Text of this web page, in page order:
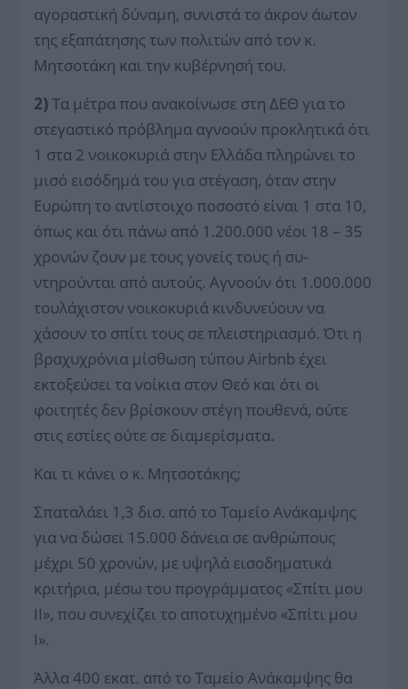
αγοραστική δύναμη, συνιστά το άκρον άωτον
της εξαπάτησης των πολιτών από τον κ.
Μητσοτάκη και την κυβέρνησή του.
2)Τα μέτρα που ανακοίνωσε στη ΔΕΘ για το
στεγαστικό πρόβλημα αγνοούν προκλητικά ότι
1 στα 2 νοικοκυριά στην Ελλάδα πληρώνει το
μισό εισόδημά του για στέγαση, όταν στην
Ευρώπη το αντίστοιχο ποσοστό είναι 1 στα 10,
όπως και ότι πάνω από 1.200.000 νέοι 18 – 35
χρονών ζουν με τους γονείς τους ή συ­
ντηρούνται από αυτούς. Αγνοούν ότι 1.000.000
τουλάχιστον νοικοκυριά κινδυνεύουν να
χάσουν το σπίτι τους σε πλειστηριασμό. Ότι η
βραχυχρόνια μίσθωση τύπου Airbnb έχει
εκτοξεύσει τα νοίκια στον Θεό και ότι οι
φοιτητές δεν βρίσκουν στέγη πουθενά, ούτε
στις εστίες ούτε σε διαμερίσματα.
Και τι κάνει ο κ. Μητσοτάκης;
Σπαταλάει 1,3 δισ. από το Ταμείο Ανάκαμψης
για να δώσει 15.000 δάνεια σε ανθρώπους
μέχρι 50 χρονών, με υψηλά εισοδηματικά
κριτήρια, μέσω του προγράμματος «Σπίτι μου
ΙΙ», που συνεχίζει το αποτυχημένο «Σπίτι μου
Ι».
Άλλα 400 εκατ. από το Ταμείο Ανάκαμψης θα